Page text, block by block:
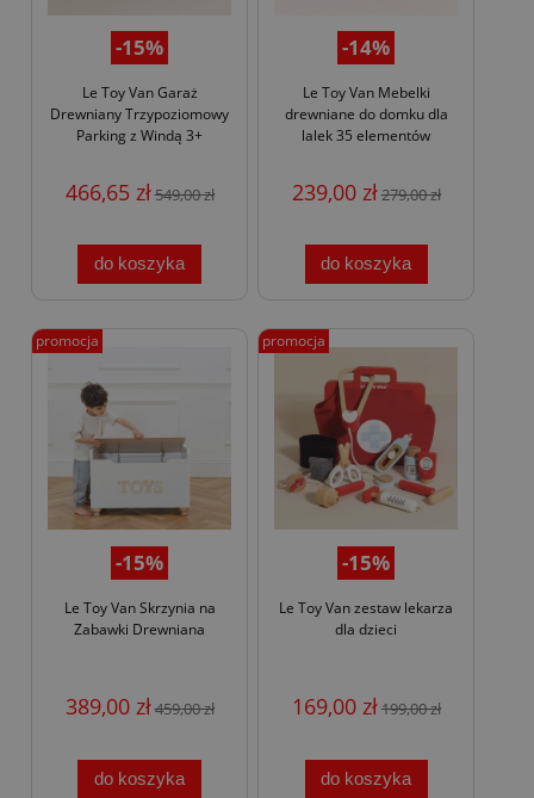
-15%
Le Toy Van Garaż
Drewniany Trzypoziomowy
Parking z Windą 3+
466,65 zł549,00 zł
do koszyka
-14%
Le Toy Van Mebelki
drewniane do domku dla
lalek 35 elementów
239,00 zł279,00 zł
do koszyka
-15%
Le Toy Van Skrzynia na
Zabawki Drewniana
389,00 zł459,00 zł
do koszyka
promocja
-15%
Le Toy Van zestaw lekarza
dla dzieci
169,00 zł199,00 zł
do koszyka
promocja